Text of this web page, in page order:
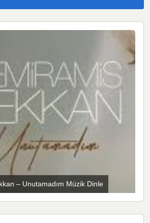
– Unutamadım Müzik Dinle